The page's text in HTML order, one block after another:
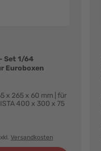
Set 1/64
Euroboxen
x 265 x 60 mm | für
400 x 300 x 75
Versandkosten